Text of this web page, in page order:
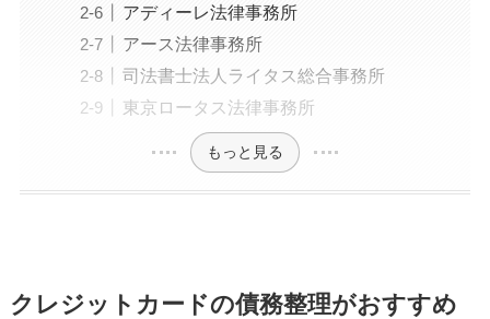
アディーレ法律事務所
アース法律事務所
司法書士法人ライタス総合事務所
東京ロータス法律事務所
もっと見る
クレジットカードの債務整理がおすすめ